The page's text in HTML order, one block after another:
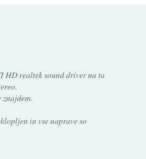
HD realtek sound driver na ta
in vse naprave so